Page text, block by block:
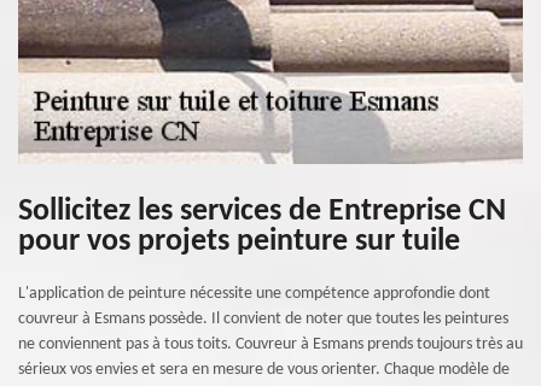
Sollicitez les services de Entreprise CN
pour vos projets peinture sur tuile
L'application de peinture nécessite une compétence approfondie dont
couvreur à Esmans possède. Il convient de noter que toutes les peintures
ne conviennent pas à tous toits. Couvreur à Esmans prends toujours très au
sérieux vos envies et sera en mesure de vous orienter. Chaque modèle de